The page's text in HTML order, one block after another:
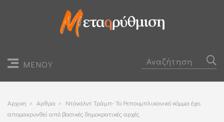
ΜΕΝΟΥ
Αρχικη > Αρθρα > Ντόναλντ Τράμπ- Το Ρεπουμπλικανικό κόμμα έχει
απομακρυνθεί από βασικές δημοκρατικές αρχές